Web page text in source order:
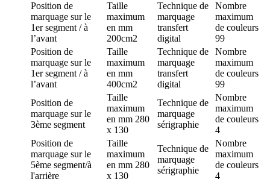
Position de
marquage sur le
1er segment / à
l’avant
Taille
maximum
en mm
200cm2
Technique de
marquage
transfert
digital
Nombre
maximum
de couleurs
99
Position de
marquage sur le
1er segment / à
l’avant
Taille
maximum
en mm
400cm2
Technique de
marquage
transfert
digital
Nombre
maximum
de couleurs
99
Position de
marquage sur le
3ème segment
Taille
maximum
en mm 280
x 130
Technique de
marquage
sérigraphie
Nombre
maximum
de couleurs
4
Position de
marquage sur le
5ème segment/à
l'arrière
Taille
maximum
en mm 280
x 130
Technique de
marquage
sérigraphie
Nombre
maximum
de couleurs
4